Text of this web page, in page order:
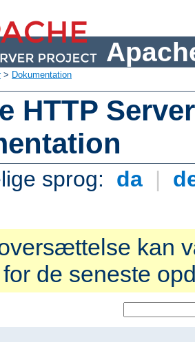
> Dokumentation
HTTP
sprog: da |
kan
de seneste